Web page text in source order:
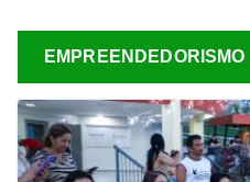
EMPREENDEDORISMO